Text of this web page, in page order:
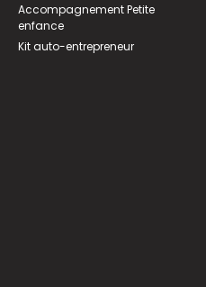
Accompagnement Petite
enfance
Kit auto-entrepreneur